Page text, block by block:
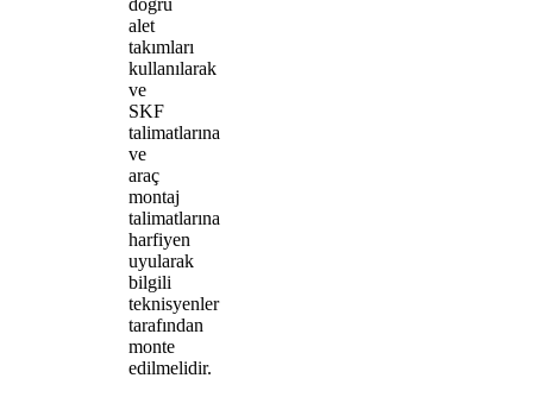
alet
takımları
kullanılarak
ve
SKF
talimatlarına
ve
araç
montaj
talimatlarına
harfiyen
uyularak
bilgili
teknisyenler
tarafından
monte
edilmelidir.